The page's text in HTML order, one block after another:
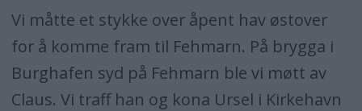
Vi måtte et stykke over åpent hav østover
for å komme fram til Fehmarn. På brygga i
Burghafen syd på Fehmarn ble vi møtt av
Claus. Vi traff han og kona Ursel i Kirkehavn